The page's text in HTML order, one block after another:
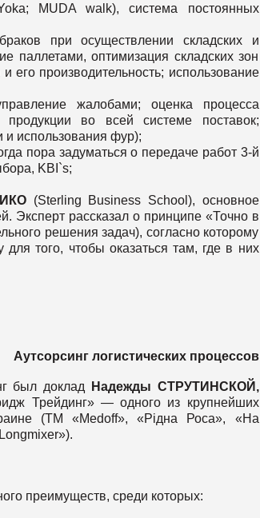
MUDA walk), система постоянных
при осуществлении складских и
паллетами, оптимизация складских зон
его производительность; использование
жалобами; оценка процесса
продукции во всей системе поставок;
использования фур);
пора задуматься о передаче работ 3-й
KBI`s;
(Sterling Business School), основное
Эксперт рассказал о принципе «Точно в
решения задач), согласно которому
того, чтобы оказаться там, где в них
Аутсорсинг логистических процессов
был доклад Надежды СТРУТИНСКОЙ ,
Трейдинг» — одного из крупнейших
(ТМ «Medoff», «Рідна Роса», «На
преимуществ, среди которых: